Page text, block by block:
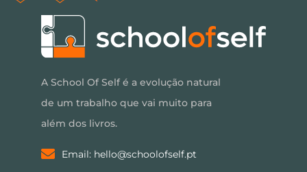
A School Of Self é a evolução natural
de um trabalho que vai muito para
além dos livros.
Email: hello@schoolofself.pt